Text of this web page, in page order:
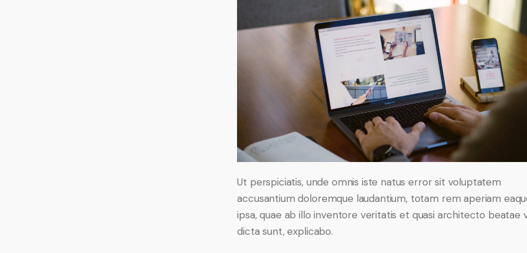
Ut perspiciatis, unde omnis iste natus error sit voluptatem
accusantium doloremque laudantium, totam rem aperiam
ipsa, quae ab illo inventore veritatis et quasi architecto beatae
dicta sunt, explicabo.